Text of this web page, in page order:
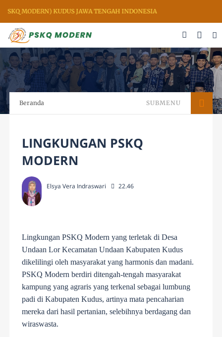
MODERN) KUDUS JAWA TENGAH INDONESIA
Beranda SUBMENU
LINGKUNGAN PSKQ
MODERN
Elsya Vera Indraswari 22.46
Lingkungan PSKQ Modern yang terletak di Desa
Undaan Lor Kecamatan Undaan Kabupaten Kudus
dikelilingi oleh masyarakat yang harmonis dan madani.
PSKQ Modern berdiri ditengah-tengah masyarakat
kampung yang agraris yang terkenal sebagai lumbung
padi di Kabupaten Kudus, artinya mata pencaharian
mereka dari hasil pertanian, selebihnya berdagang dan
wiraswasta.